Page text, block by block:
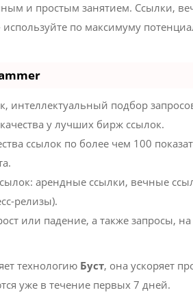
и простым занятием. Ссылки,
по максимуму
подбор
у лучших бирж ссылок.
ссылок по более чем 100
арендные ссылки, вечные
релизы).
или падение, а также запросы,
технологию Буст, она ускоряет
уже в течение первых 7 дней.